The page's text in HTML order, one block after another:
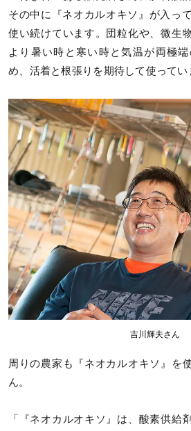
その中に『ネオカルオキソ』が入っ
使い続けています。団粒化や、微生
より暑い時と寒い時と気温が両極
め、活着と根張りを期待して使ってい
吉川輝夫さん
周りの農家も『ネオカルオキソ』を
ん。
「『ネオカルオキソ』は、酸素供給